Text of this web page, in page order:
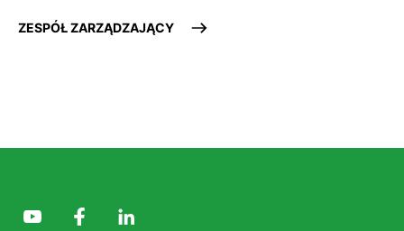
ZESPÓŁ ZARZĄDZAJĄCY